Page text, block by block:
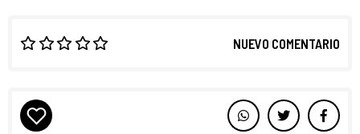
NUEVO COMENTARIO